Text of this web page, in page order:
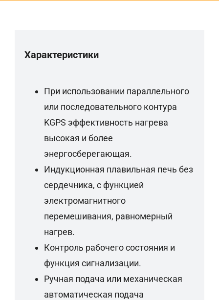
Характеристики
При использовании параллельного
или последовательного контура
KGPS эффективность нагрева
высокая и более
энергосберегающая.
Индукционная плавильная печь без
сердечника, с функцией
электромагнитного
перемешивания, равномерный
нагрев.
Контроль рабочего состояния и
функция сигнализации.
Ручная подача или механическая
автоматическая подача